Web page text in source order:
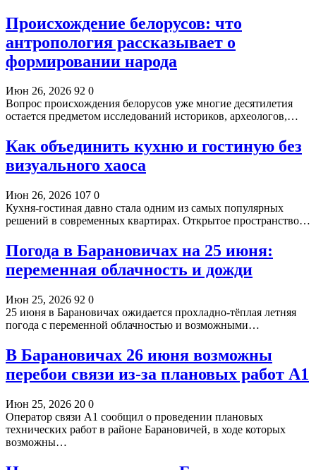
Происхождение белорусов: что
антропология рассказывает о
формировании народа
Июн 26, 2026 92 0
Вопрос происхождения белорусов уже многие десятилетия
остается предметом исследований историков, археологов,…
Как объединить кухню и гостиную без
визуального хаоса
Июн 26, 2026 107 0
Кухня-гостиная давно стала одним из самых популярных
решений в современных квартирах. Открытое пространство…
Погода в Барановичах на 25 июня:
переменная облачность и дожди
Июн 25, 2026 92 0
25 июня в Барановичах ожидается прохладно-тёплая летняя
погода с переменной облачностью и возможными…
В Барановичах 26 июня возможны
перебои связи из-за плановых работ A1
Июн 25, 2026 20 0
Оператор связи A1 сообщил о проведении плановых
технических работ в районе Барановичей, в ходе которых
возможны…